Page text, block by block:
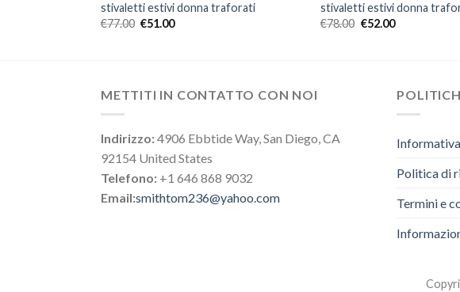
stivaletti estivi donna traforati
€77.00 €51.00
stivaletti estivi donna
€78.00 €52.00
METTITI IN CONTATTO CON NOI
Indirizzo:4906 Ebbtide Way, San Diego, CA
92154 United States
Telefono: +1 646 868 9032
Email:smithtom236@yahoo.com
Politica di
Termini e